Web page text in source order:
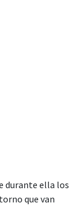
durante ella los
que van